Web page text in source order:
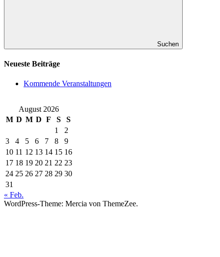
Suchen
Neueste Beiträge
Kommende Veranstaltungen
August 2026
M D M D F S
S
1
2
3
4 5 6 7 8
9
10 11 12 13 14 15 16
17 18 19 20 21 22 23
24 25 26 27 28 29 30
31
« Feb.
WordPress-Theme: Mercia von ThemeZee.